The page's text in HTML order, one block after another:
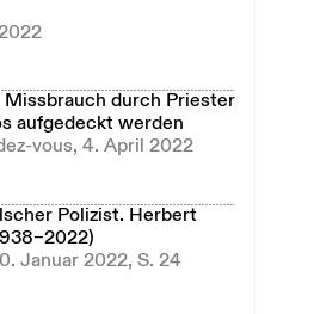
Missbrauch durch Priester
aufgedeckt werden
vous, 4. April 2022
Polizist. Herbert
Januar 2022, S. 24